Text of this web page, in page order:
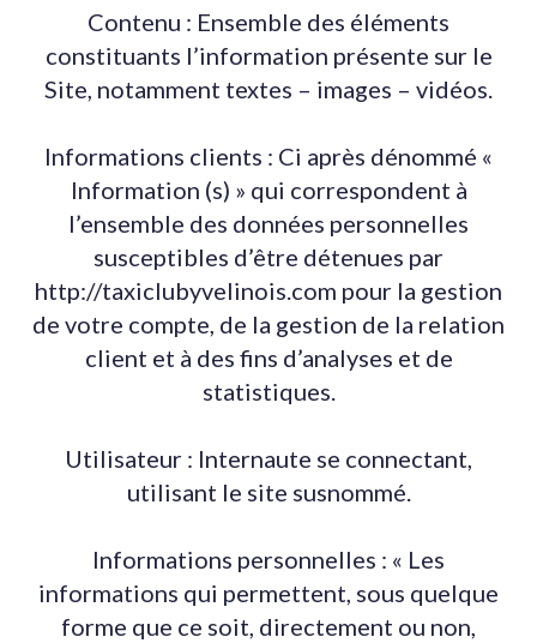
Contenu : Ensemble des éléments
constituants l’information présente sur le
Site, notamment textes – images – vidéos.
Informations clients : Ci après dénommé «
Information (s) » qui correspondent à
l’ensemble des données personnelles
susceptibles d’être détenues par
http://taxiclubyvelinois.com pour la gestion
de votre compte, de la gestion de la relation
client et à des fins d’analyses et de
statistiques.
Utilisateur : Internaute se connectant,
utilisant le site susnommé.
Informations personnelles : « Les
informations qui permettent, sous quelque
forme que ce soit, directement ou non,